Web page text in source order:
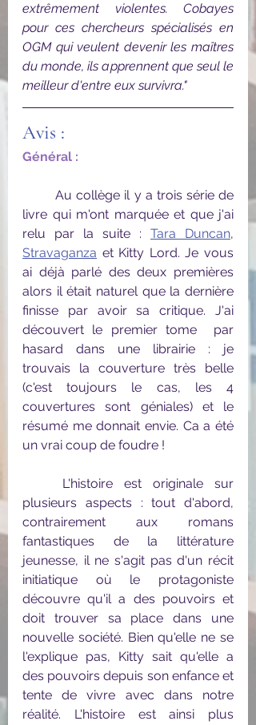
extrêmement violentes. Cobayes
pour ces chercheurs spécialisés en
OGM qui veulent devenir les maîtres
du monde, ils apprennent que seul le
meilleur d'entre eux survivra."
Avis :
Général :
	Au collège il y a trois série de
livre qui m'ont marquée et que j'ai
relu par la suite : Tara Duncan
Stravaganza et Kitty Lord. Je vous
ai déjà parlé des deux premières
alors il était naturel que la dernière
finisse par avoir sa critique. J'ai
découvert le premier tome  par
hasard dans une librairie : je
trouvais la couverture très belle
(c'est toujours le cas, les 4
couvertures sont géniales) et le
résumé me donnait envie. Ca a été
un vrai coup de foudre !
plusieurs aspects : tout d'abord,
contrairement aux romans
fantastiques de la littérature
jeunesse, il ne s'agit pas d'un récit
initiatique où le protagoniste
découvre qu'il a des pouvoirs et
doit trouver sa place dans une
nouvelle société. Bien qu'elle ne se
l'explique pas, Kitty sait qu'elle a
des pouvoirs depuis son enfance et
tente de vivre avec dans notre
réalité. L'histoire est ainsi plus